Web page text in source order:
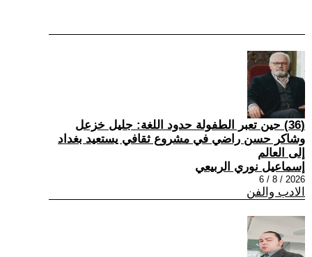
(36) حين تعبر الطفولة حدود اللغة: جليل خزعل
وشاكر حسن راضي في مشروع ثقافي يستعيد بغداد
إلى العالم
إسماعيل نوري الربيعي
2026 / 8 / 6
الادب والفن